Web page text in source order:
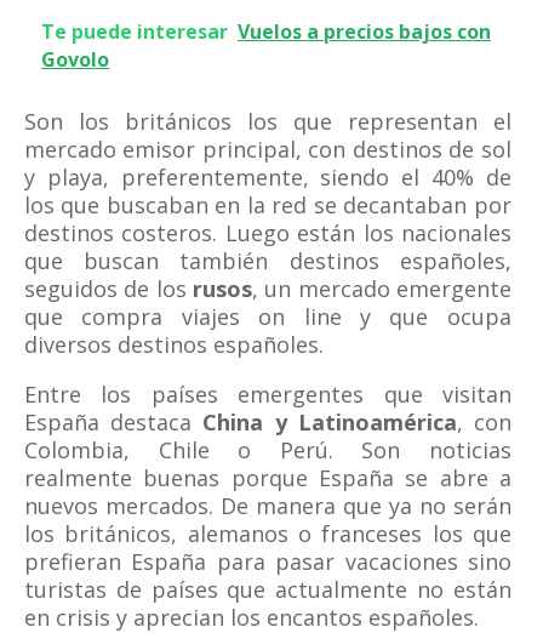
Te puede interesar Vuelos a precios bajos con
Govolo
Son los británicos los que representan el
mercado emisor principal, con destinos de sol
y playa, preferentemente, siendo el 40% de
los que buscaban en la red se decantaban por
destinos costeros. Luego están los nacionales
que buscan también destinos españoles,
seguidos de los rusos, un mercado emergente
que compra viajes on line y que ocupa
diversos destinos españoles.
Entre los países emergentes que visitan
España destaca China y Latinoamérica, con
Colombia, Chile o Perú. Son noticias
realmente buenas porque España se abre a
nuevos mercados. De manera que ya no serán
los británicos, alemanos o franceses los que
prefieran España para pasar vacaciones sino
turistas de países que actualmente no están
en crisis y aprecian los encantos españoles.